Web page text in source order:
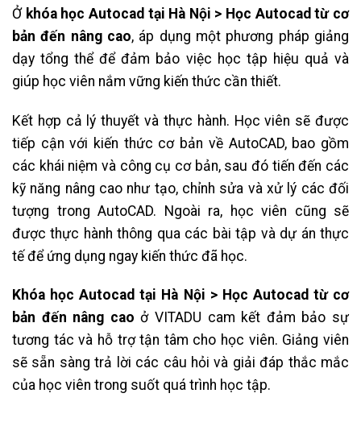
Ở khóa học Autocad tại Hà Nội > Học Autocad từ cơ
bản đến nâng cao, áp dụng một phương pháp giảng
dạy tổng thể để đảm bảo việc học tập hiệu quả và
giúp học viên nắm vững kiến thức cần thiết.
Kết hợp cả lý thuyết và thực hành. Học viên sẽ được
tiếp cận với kiến thức cơ bản về AutoCAD, bao gồm
các khái niệm và công cụ cơ bản, sau đó tiến đến các
kỹ năng nâng cao như tạo, chỉnh sửa và xử lý các đối
tượng trong AutoCAD. Ngoài ra, học viên cũng sẽ
được thực hành thông qua các bài tập và dự án thực
tế để ứng dụng ngay kiến thức đã học.
Khóa học Autocad tại Hà Nội > Học Autocad từ cơ
bản đến nâng cao ở VITADU cam kết đảm bảo sự
tương tác và hỗ trợ tận tâm cho học viên. Giảng viên
sẽ sẵn sàng trả lời các câu hỏi và giải đáp thắc mắc
của học viên trong suốt quá trình học tập.